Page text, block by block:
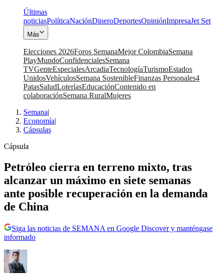
Últimas
noticiasPolíticaNaciónDineroDeportesOpiniónImpresaJet Set
Más
Elecciones 2026Foros SemanaMejor ColombiaSemana
PlayMundoConfidencialesSemana
TVGenteEspecialesArcadiaTecnologíaTurismoEstados
UnidosVehículosSemana SostenibleFinanzas Personales4
PatasSaludLoteríasEducaciónContenido en
colaboraciónSemana RuralMujeres
Semana|
Economía|
Cápsulas
Cápsula
Petróleo cierra en terreno mixto, tras
alcanzar un máximo en siete semanas
ante posible recuperación en la demanda
de China
Siga las noticias de SEMANA en Google Discover y manténgase
informado